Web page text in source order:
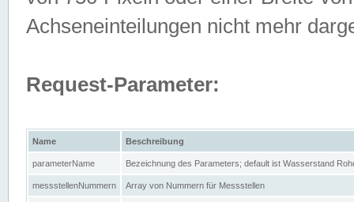
Achseneinteilungen nicht mehr
Request-Parameter:
Name Beschreibung
parameterName Bezeichnung des Parameters; default ist Wasserstand
messstellenNummern Array von Nummern für Messstellen